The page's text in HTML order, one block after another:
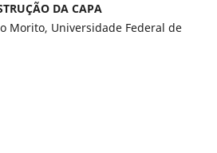
DA CAPA
Morito, Universidade Federal de